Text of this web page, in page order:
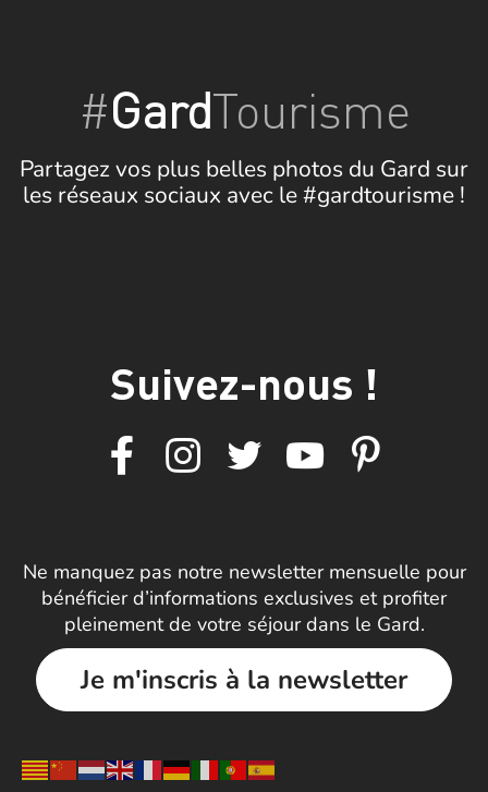
#GardTourisme
Partagez vos plus belles photos du Gard sur
les réseaux sociaux avec le #gardtourisme !
Suivez-nous !
Ne manquez pas notre newsletter mensuelle pour
bénéficier d’informations exclusives et profiter
pleinement de votre séjour dans le Gard.
Je m'inscris à la newsletter